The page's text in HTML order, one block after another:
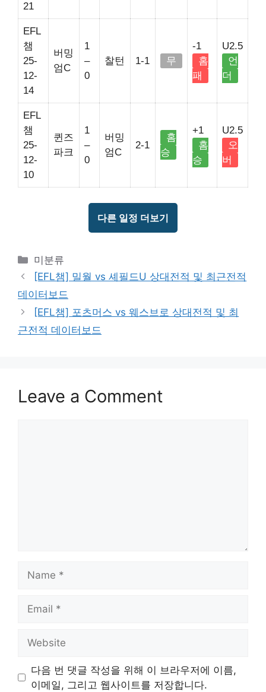
21
EFL
챔
25-
12-
14
버밍
엄C
1
–
0
찰턴 1-1 무
-1
홈
패
U2.5
언
더
EFL
챔
25-
12-
10
퀸즈
파크
1
–
0
버밍
엄C
2-1
홈
승
+1
홈
승
U2.5
오
버
다른 일정 더보기
Categories
미분류
[EFL챔] 밀월 vs 셰필드U 상대전적 및 최근전적
데이터보드
[EFL챔] 포츠머스 vs 웨스브로 상대전적 및 최
근전적 데이터보드
Leave a Comment
다음 번 댓글 작성을 위해 이 브라우저에 이름,
이메일, 그리고 웹사이트를 저장합니다.